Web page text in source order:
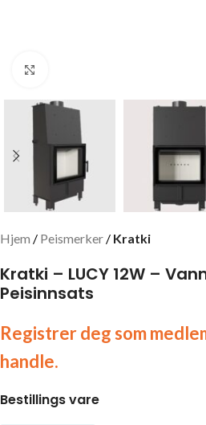
Hjem Peismerker Kratki
Kratki – LUCY 12W –
Peisinnsats
Registrer deg som
handle.
Bestillings vare